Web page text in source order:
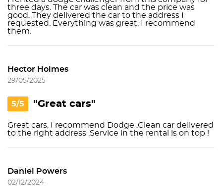
three days. The car was clean and the price was
good. They delivered the car to the address I
requested. Everything was great, I recommend
them.
Hector Holmes
29/05/2025
5/5 "Great cars"
Great cars, I recommend Dodge .Clean car delivered
to the right address .Service in the rental is on top !
Daniel Powers
02/12/2024